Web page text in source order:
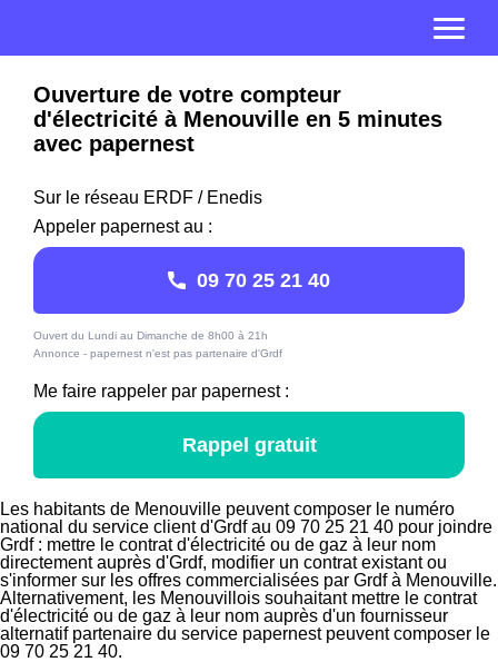
Ouverture de votre compteur
d'électricité à Menouville en 5 minutes
avec papernest
Sur le réseau ERDF / Enedis
Appeler papernest au :
09 70 25 21 40
Ouvert du Lundi au Dimanche de 8h00 à 21h
Annonce - papernest n'est pas partenaire d'Grdf
Me faire rappeler par papernest :
Rappel gratuit
Les habitants de Menouville peuvent composer le numéro
national du service client d'Grdf au 09 70 25 21 40 pour joindre
Grdf : mettre le contrat d'électricité ou de gaz à leur nom
directement auprès d'Grdf, modifier un contrat existant ou
s'informer sur les offres commercialisées par Grdf à Menouville.
Alternativement, les Menouvillois souhaitant mettre le contrat
d'électricité ou de gaz à leur nom auprès d'un fournisseur
alternatif partenaire du service papernest peuvent composer le
09 70 25 21 40.